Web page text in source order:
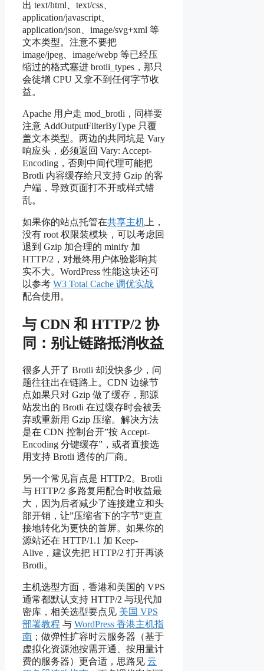
出 text/html、text/css、
application/javascript、
application/json、image/svg+xml 等
文本类型。注意不要把
image/jpeg、image/webp 等已经压
缩过的格式塞进 brotli_types，那只
会徒增 CPU 又拿不到任何字节收
益。
Apache 用户走 mod_brotli，同样要
注意 AddOutputFilterByType 只覆
盖文本类型。两边的共同坑是 Vary
响应头，必须返回 Vary: Accept-
Encoding，否则中间代理可能把
Brotli 内容缓存给只支持 Gzip 的客
户端，导致页面打不开或样式错
乱。
如果你的站点托管在共享主机 上，
没有 root 权限装模块，可以考虑回
退到 Gzip 加合理的 minify 加
HTTP/2，对最终用户体验影响其
实不大。WordPress 性能这块还可
以参考 W3 Total Cache 调优实战
配合使用。
与 CDN 和 HTTP/2 协
同：别让链路抵消收益
很多人开了 Brotli 却没快多少，问
题往往出在链路上。CDN 边缘节
点如果只对 Gzip 做了缓存，那源
站发出的 Brotli 在过缓存时会被丢
弃或重新用 Gzip 压缩。解决方法
是在 CDN 控制台开”按 Accept-
Encoding 分键缓存”，或者直接选
用支持 Brotli 透传的厂商。
另一个常见盲点是 HTTP/2。Brotli
与 HTTP/2 多路复用配合时收益最
大，因为后者减少了连接建立和头
部开销，让”压缩省下的字节”更直
接地转化为更快的首屏。如果你的
源站还在 HTTP/1.1 加 Keep-
Alive，建议先把 HTTP/2 打开再谈
Brotli。
主机选型方面，香港和美国的 VPS
通常都默认支持 HTTP/2 与现代加
密库，相关选型要点见 美国 VPS
部署教程 与 WordPress 香港主机指
南 ；做弹性扩容时云服务器（基于
虚拟化资源池按需开通、按用量计
费的服务器）更合适，思路见 云